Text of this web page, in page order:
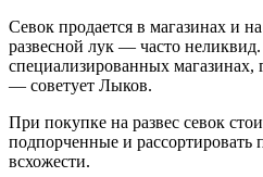
Севок продается в магазинах и
развесной лук — часто
специализированных магазинах,
— советует Лыков.
При покупке на развес севок
подпорченные и рассортировать
всхожести.